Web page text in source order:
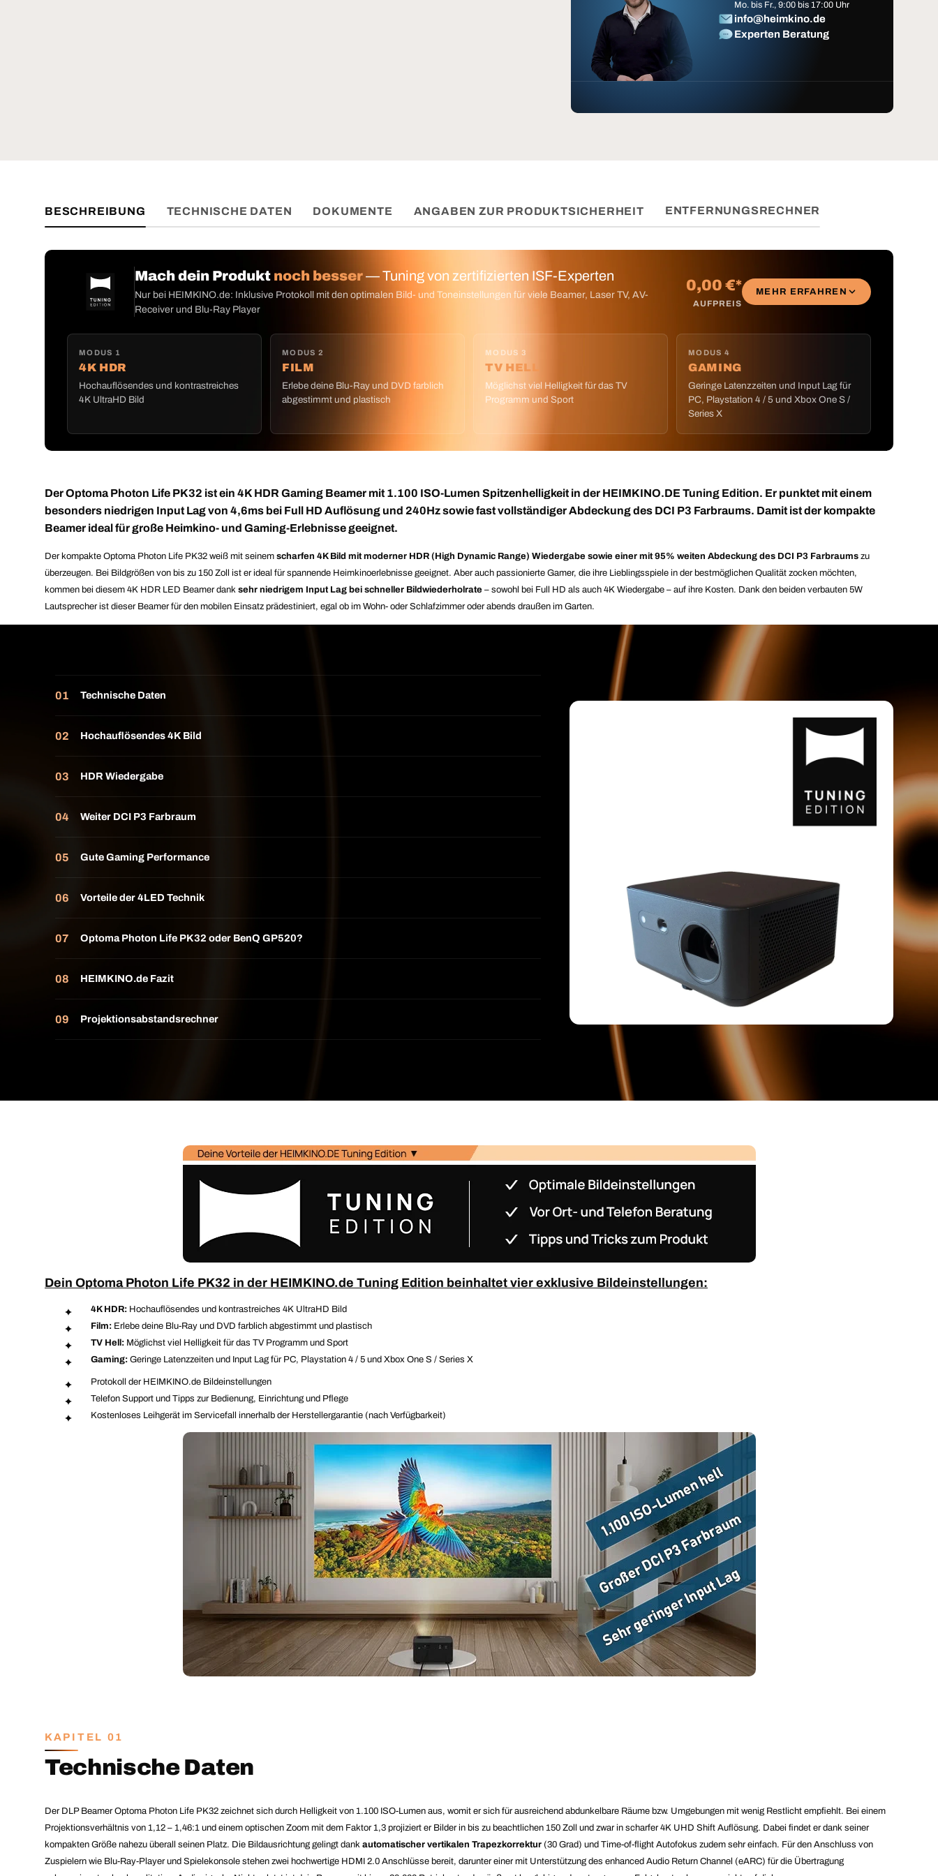
Mo. bis Fr., 9:00 bis 17:00 Uhr
info@heimkino.de
Experten Beratung
BESCHREIBUNG TECHNISCHE DATEN DOKUMENTE ANGABEN ZUR PRODUKTSICHERHEIT ENTFERNUNGSRECHNER
Mach dein Produkt noch besser— Tuning von zertifizierten ISF-Experten
Nur bei HEIMKINO.de: Inklusive Protokoll mit den optimalen Bild- und Toneinstellungen für viele Beamer, Laser TV, AV-
Receiver und Blu-Ray Player
0,00 €*
AUFPREIS
MEHR ERFAHREN
MODUS 1
4K HDR
Hochauflösendes und kontrastreiches
4K UltraHD Bild
MODUS 2
FILM
Erlebe deine Blu-Ray und DVD farblich
abgestimmt und plastisch
MODUS 3
TV HELL
Möglichst viel Helligkeit für das TV
Programm und Sport
MODUS 4
GAMING
Geringe Latenzzeiten und Input Lag für
PC, Playstation 4 / 5 und Xbox One S /
Series X
Der Optoma Photon Life PK32 ist ein 4K HDR Gaming Beamer mit 1.100 ISO-Lumen Spitzenhelligkeit in der HEIMKINO.DE Tuning Edition. Er punktet mit einem
besonders niedrigen Input Lag von 4,6ms bei Full HD Auflösung und 240Hz sowie fast vollständiger Abdeckung des DCI P3 Farbraums. Damit ist der kompakte
Beamer ideal für große Heimkino- und Gaming-Erlebnisse geeignet.
Der kompakte Optoma Photon Life PK32 weiß mit seinem scharfen 4K Bild mit moderner HDR (High Dynamic Range) Wiedergabe sowie einer mit 95% weiten Abdeckung des DCI P3 Farbraums zu
überzeugen. Bei Bildgrößen von bis zu 150 Zoll ist er ideal für spannende Heimkinoerlebnisse geeignet. Aber auch passionierte Gamer, die ihre Lieblingsspiele in der bestmöglichen Qualität zocken möchten,
kommen bei diesem 4K HDR LED Beamer dank sehr niedrigem Input Lag bei schneller Bildwiederholrate – sowohl bei Full HD als auch 4K Wiedergabe – auf ihre Kosten. Dank den beiden verbauten 5W
Lautsprecher ist dieser Beamer für den mobilen Einsatz prädestiniert, egal ob im Wohn- oder Schlafzimmer oder abends draußen im Garten.
Technische Daten
Hochauflösendes 4K Bild
HDR Wiedergabe
Weiter DCI P3 Farbraum
Gute Gaming Performance
Vorteile der 4LED Technik
Optoma Photon Life PK32 oder BenQ GP520?
HEIMKINO.de Fazit
Projektionsabstandsrechner
Dein Optoma Photon Life PK32 in der HEIMKINO.de Tuning Edition beinhaltet vier exklusive Bildeinstellungen:
4K HDR: Hochauflösendes und kontrastreiches 4K UltraHD Bild
Film: Erlebe deine Blu-Ray und DVD farblich abgestimmt und plastisch
TV Hell: Möglichst viel Helligkeit für das TV Programm und Sport
Gaming: Geringe Latenzzeiten und Input Lag für PC, Playstation 4 / 5 und Xbox One S / Series X
Protokoll der HEIMKINO.de Bildeinstellungen
Telefon Support und Tipps zur Bedienung, Einrichtung und Pflege
Kostenloses Leihgerät im Servicefall innerhalb der Herstellergarantie (nach Verfügbarkeit)
KAPITEL 01
Technische Daten
Der DLP Beamer Optoma Photon Life PK32 zeichnet sich durch Helligkeit von 1.100 ISO-Lumen aus, womit er sich für ausreichend abdunkelbare Räume bzw. Umgebungen mit wenig Restlicht empfiehlt. Bei einem
Projektionsverhältnis von 1,12 – 1,46:1 und einem optischen Zoom mit dem Faktor 1,3 projiziert er Bilder in bis zu beachtlichen 150 Zoll und zwar in scharfer 4K UHD Shift Auflösung. Dabei findet er dank seiner
kompakten Größe nahezu überall seinen Platz. Die Bildausrichtung gelingt dank automatischer vertikalen Trapezkorrektur (30 Grad) und Time-of-flight Autofokus zudem sehr einfach. Für den Anschluss von
Zuspielern wie Blu-Ray-Player und Spielekonsole stehen zwei hochwertige HDMI 2.0 Anschlüsse bereit, darunter einer mit Unterstützung des enhanced Audio Return Channel (eARC) für die Übertragung